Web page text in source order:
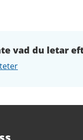
vad du letar